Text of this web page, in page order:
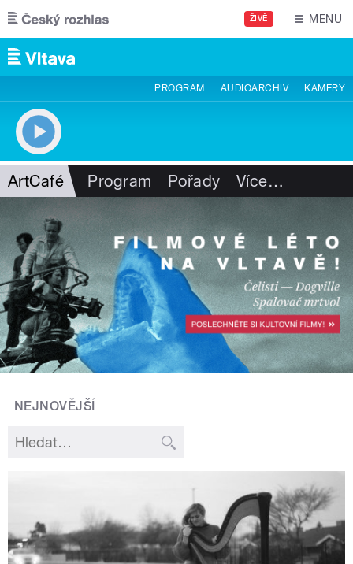
Přejít k hlavnímu obsahu
ŽIVĚ MENU
PROGRAM AUDIOARCHIV KAMERY
ArtCafé Program Pořady Více…
NEJNOVĚJŠÍ